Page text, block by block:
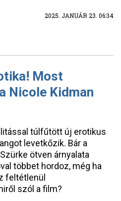
2025. JANUÁR 23. 06:34
Most
Nicole Kidman
túlfűtött új erotikus
levetkőzik. Bár a
ötven árnyalata
többet hordoz, még ha
feltétlenül
szól a film?